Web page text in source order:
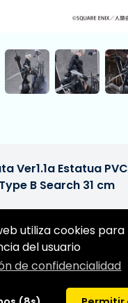
utiliza cookies
del usuario
de confidencialidad
Ver1.1a Estatua
B Search 31 cm
prevista: